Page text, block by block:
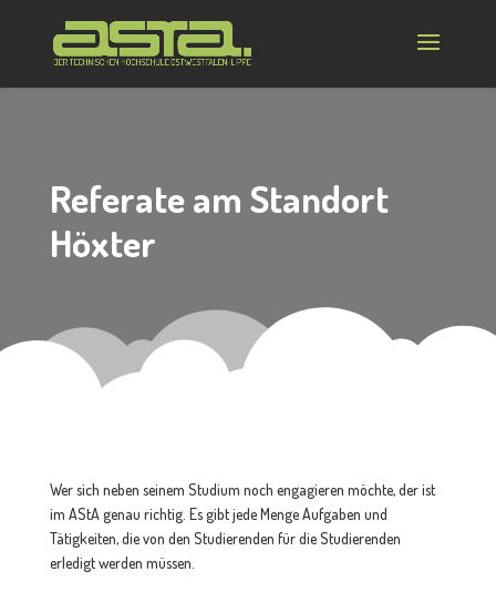
Referate am Standort
Höxter
Wer sich neben seinem Studium noch engagieren möchte, der ist
im AStA genau richtig. Es gibt jede Menge Aufgaben und
Tätigkeiten, die von den Studierenden für die Studierenden
erledigt werden müssen.